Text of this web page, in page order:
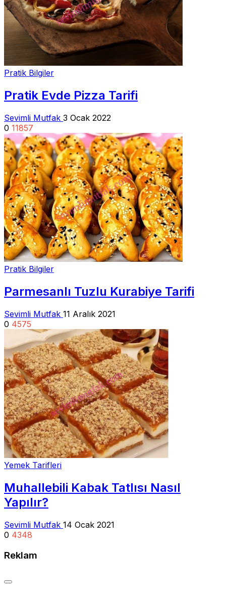
Pratik Bilgiler
Pratik Evde Pizza Tarifi
Sevimli Mutfak 3 Ocak 2022
0 11857
Pratik Bilgiler
Parmesanlı Tuzlu Kurabiye Tarifi
Sevimli Mutfak 11 Aralık 2021
0 4575
Yemek Tarifleri
Muhallebili Kabak Tatlısı Nasıl
Yapılır?
Sevimli Mutfak 14 Ocak 2021
0 4348
Reklam